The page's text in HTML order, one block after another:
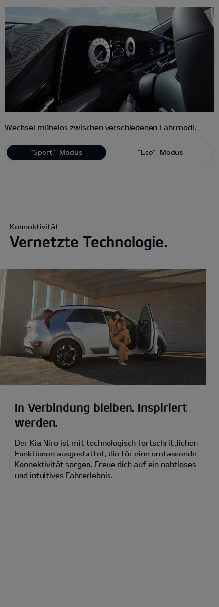
Wechsel mühelos zwischen verschiedenen Fahrmodi.
"Sport"-Modus "Eco"-Modus
Konnektivität
Vernetzte Technologie.
In Verbindung bleiben. Inspiriert
werden.
Der Kia Niro ist mit technologisch fortschrittlichen
Funktionen ausgestattet, die für eine umfassende
Konnektivität sorgen. Freue dich auf ein nahtloses
und intuitives Fahrerlebnis.